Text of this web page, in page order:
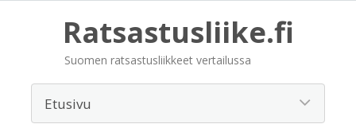
Ratsastusliike.fi
Suomen ratsastusliikkeet vertailussa